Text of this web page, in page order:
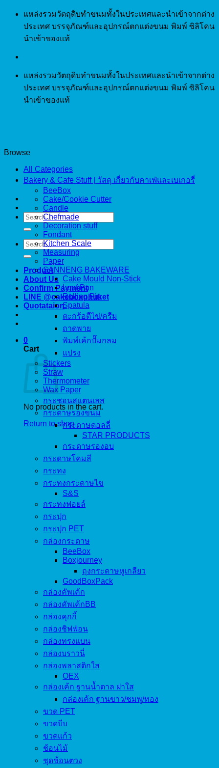
Skip
content
แหล่งรวมวัตถุดิบทำขนมทั้งในประเทศและนำเข้าจากต่าง
ประเทศ บรรจุภัณฑ์และอุปกรณ์ตกแต่งขนม พิมพ์ ซิลิโคน
นำเข้าของแท้
แหล่งรวมวัตถุดิบทำขนมทั้งในประเทศและนำเข้าจากต่าง
ประเทศ บรรจุภัณฑ์และอุปกรณ์ตกแต่งขนม พิมพ์ ซิลิโคน
นำเข้าของแท้
Search
for:
Search
for:
Product
About Us
Confirm Payment
LINE @cakeboxphuket
Quotataion
0
Cart
No products in the cart.
Return to shop
Browse
All Categories
Bakery & Cafe Stuff | วัสดุ เกี่ยวกับคาเฟ่และเบเกอรี่
BeeBox
Cake/Cookie Cutter
Candle
Chefmade
Decoration stuff
Fondant
Kitchen Scale
Measuring
Paper
SANNENG BAKEWARE
Cake Mould Non-Stick
Loaf Pan
Rolling Pin
Spatula
ตะกร้อตีไข่/ครีม
ถาดพาย
พิมพ์เค้กปั๊มกลม
แปรง
Stickers
Straw
Thermometer
Wax Paper
กระชอนสแตนเลส
กระดาษรองขนม
กระดาษดอลลี่
STAR PRODUCTS
กระดาษรองอบ
กระดาษโคมสี
กระทง
กระทงกระดาษไข
S&S
กระทงฟอยล์
กระปุก
กระปุก PET
กล่องกระดาษ
BeeBox
Boxjourney
ถุงกระดาษหูเกลียว
GoodBoxPack
กล่องคัพเค้ก
กล่องคัพเค้กBB
กล่องคุกกี้
กล่องชิฟฟ่อน
กล่องทรงแบน
กล่องบราวนี่
กล่องพลาสติกใส
OEX
กล่องเค้ก ฐานน้ำตาล ฝาใส
กล่องเค้ก ฐานขาว/ชมพู/ทอง
ขวด PET
ขวดบีบ
ขวดแก้ว
ช้อนไม้
ชุดช้อนตวง